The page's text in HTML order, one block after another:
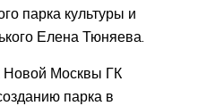
парка культуры и
Елена Тюняева.
Новой Москвы ГК
парка в